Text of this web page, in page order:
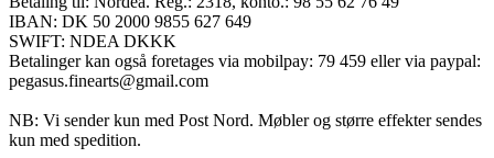
IBAN: DK 50 2000 9855 627 649
SWIFT: NDEA DKKK
Betalinger kan også foretages via mobilpay: 79 459 eller via paypal:
pegasus.finearts@gmail.com
NB: Vi sender kun med Post Nord. Møbler og større effekter sendes
kun med spedition.